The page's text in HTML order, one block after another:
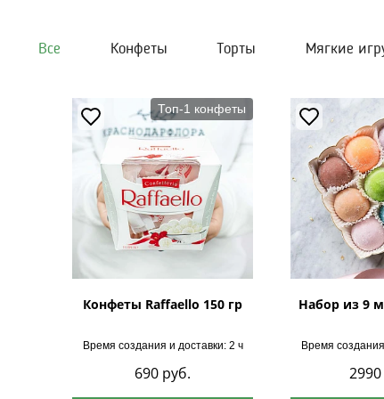
Все Конфеты Торты Мягкие
Топ-1 конфеты
Конфеты Raffaello 150 гр
Время создания и доставки: 2 ч
690 руб.
Набор из 9
Время
2990